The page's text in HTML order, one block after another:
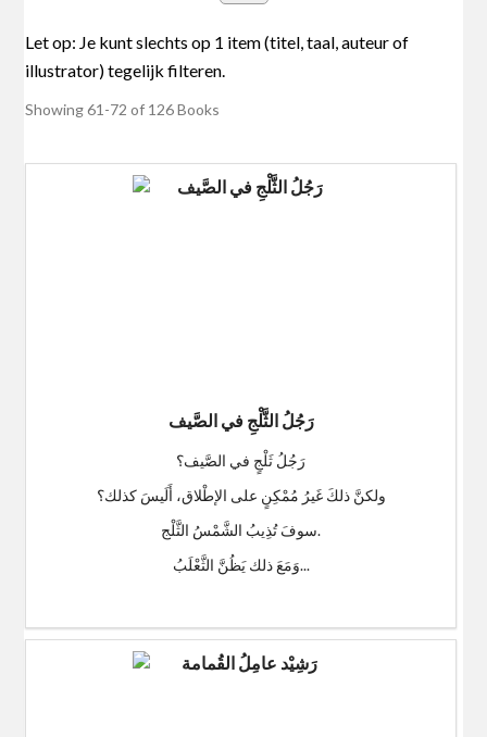
Showing61-72 of 126Books
رَجُلُ الثَّلْجِ في الصَّيف
رَجُلُ ثَلْجٍ في الصَّيف؟
ولكنَّ ذلكَ غَيرُ مُمْكِنٍ على الإطْلاق، أَلَيسَ كذلك؟
سوفَ تُذِيبُ الشَّمْسُ الثَّلْج.
وَمَعَ ذلك يَظُنَّ الثَّعْلَبُ...